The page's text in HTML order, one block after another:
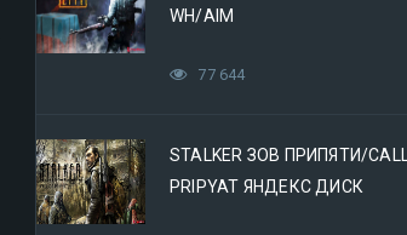
WH/AIM
77 644
STALKER ЗОВ ПРИПЯТИ/
PRIPYAT ЯНДЕКС ДИСК